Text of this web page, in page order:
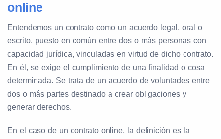
online
Entendemos un contrato como un acuerdo legal, oral o
escrito, puesto en común entre dos o más personas con
capacidad jurídica, vinculadas en virtud de dicho contrato.
En él, se exige el cumplimiento de una finalidad o cosa
determinada. Se trata de un acuerdo de voluntades entre
dos o más partes destinado a crear obligaciones y
generar derechos.
En el caso de un contrato online, la definición es la